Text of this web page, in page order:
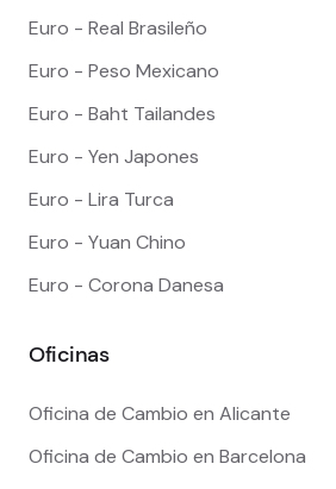
Euro - Real Brasileño
Euro - Peso Mexicano
Euro - Baht Tailandes
Euro - Yen Japones
Euro - Lira Turca
Euro - Yuan Chino
Euro - Corona Danesa
Oficinas
Oficina de Cambio en Alicante
Oficina de Cambio en Barcelona